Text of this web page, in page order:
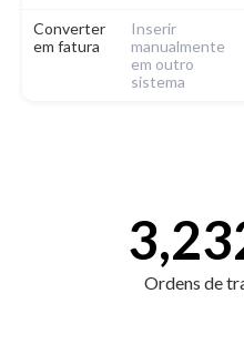
Converter
em fatura
Inserir
manualmente
em outro
sistema
Ordens de